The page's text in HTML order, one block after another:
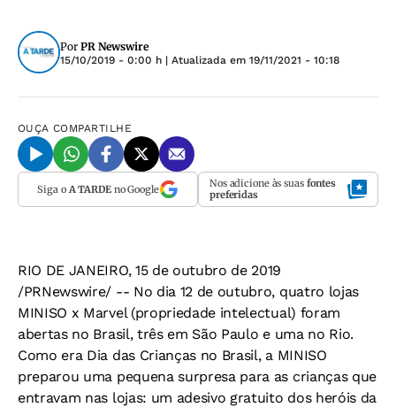
Por PR Newswire
15/10/2019 - 0:00 h | Atualizada em 19/11/2021 - 10:18
OUÇA COMPARTILHE
Siga o A TARDEno Google Nos adicione às suas fontes
preferidas
RIO DE JANEIRO, 15 de outubro de 2019
/PRNewswire/ -- No dia 12 de outubro, quatro lojas
MINISO x Marvel (propriedade intelectual) foram
abertas no Brasil, três em São Paulo e uma no Rio.
Como era Dia das Crianças no Brasil, a MINISO
preparou uma pequena surpresa para as crianças que
entravam nas lojas: um adesivo gratuito dos heróis da